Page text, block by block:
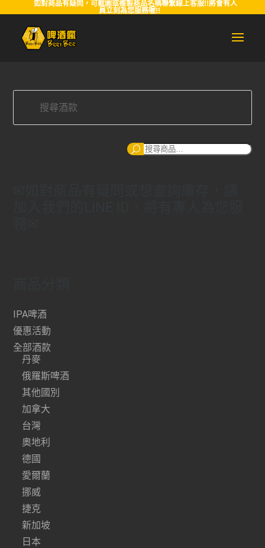
如對商品有疑問，可截圖或複製商品名稱聯繫線上客服!!將會有人
員立刻為您服務喔!!
搜
IPA啤酒
優惠活動
全部酒款
丹麥
俄羅斯啤酒
其他國別
加拿大
台灣
奧地利
德國
愛爾蘭
挪威
捷克
新加坡
日本